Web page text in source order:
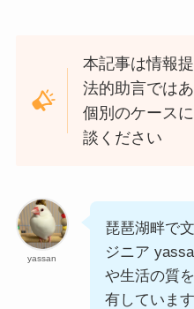
本記事は情報
法的助言ではあ
個別のケース
談ください
yassan
琵琶湖畔で
ジニア
や生活の質
有しています